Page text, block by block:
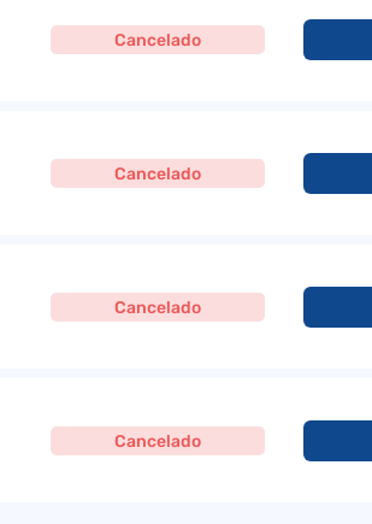
Cancelado
Cancelado
Cancelado
Cancelado